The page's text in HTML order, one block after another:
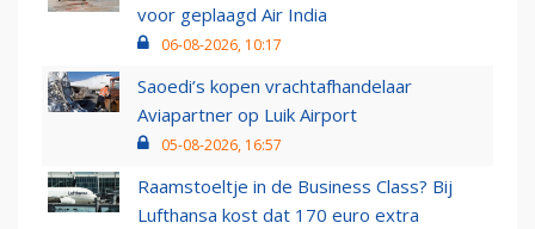
voor geplaagd Air India
06-08-2026, 10:17
Saoedi’s kopen vrachtafhandelaar
Aviapartner op Luik Airport
05-08-2026, 16:57
Raamstoeltje in de Business Class? Bij
Lufthansa kost dat 170 euro extra